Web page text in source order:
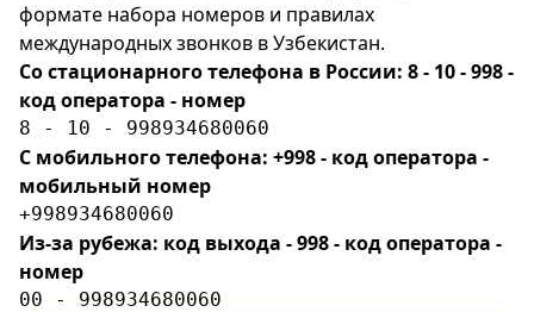
формате набора номеров и правилах
международных звонков в Узбекистан.
Со стационарного телефона в России: 8 - 10 - 998 -
код оператора - номер
8 - 10 - 998934680060
С мобильного телефона: +998 - код оператора -
мобильный номер
+998934680060
Из-за рубежа: код выхода - 998 - код оператора -
номер
00 - 998934680060